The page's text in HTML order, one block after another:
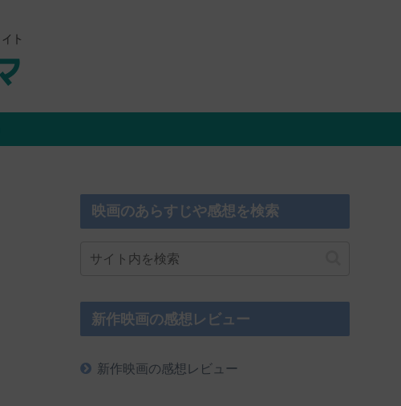
映画のあらすじや感想を検索
新作映画の感想レビュー
新作映画の感想レビュー